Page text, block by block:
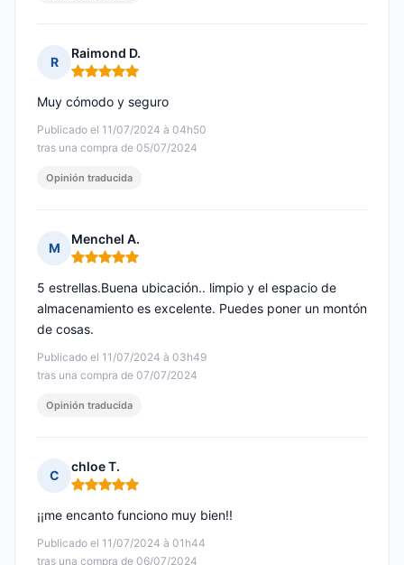
R
Raimond D.
Nota: 5 de 5
Publicado el 11/07/2024 à 04h50
tras una compra de 05/07/2024
Muy cómodo y seguro
Opinión traducida
M
Menchel A.
Nota: 5 de 5
Publicado el 11/07/2024 à 03h49
tras una compra de 07/07/2024
5 estrellas.Buena ubicación.. limpio y el espacio de
almacenamiento es excelente. Puedes poner un montón
de cosas.
Opinión traducida
C
chloe T.
Nota: 5 de 5
Publicado el 11/07/2024 à 01h44
tras una compra de 06/07/2024
¡¡me encanto funciono muy bien!!